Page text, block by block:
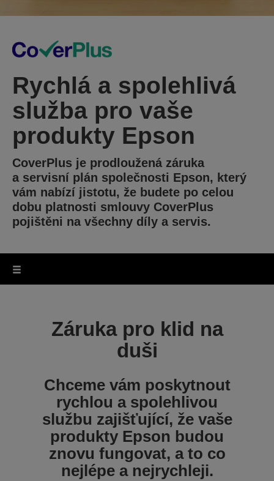
Rychlá a spolehlivá
služba pro vaše
produkty Epson
CoverPlus je prodloužená záruka
a servisní plán společnosti Epson, který
vám nabízí jistotu, že budete po celou
dobu platnosti smlouvy CoverPlus
pojištěni na všechny díly a servis.
Záruka pro klid na
duši
Chceme vám poskytnout
rychlou a spolehlivou
službu zajišťující, že vaše
produkty Epson budou
znovu fungovat, a to co
nejlépe a nejrychleji.